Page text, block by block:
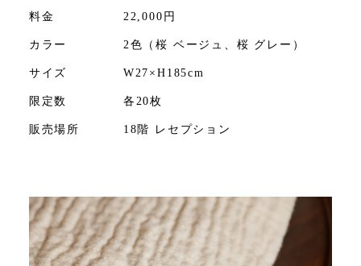
料金 22,000円
カラー 2色（桜 ベージュ、桜 グレー）
サイズ W27×H185cm
限定数 各20枚
販売場所 18階 レセプション